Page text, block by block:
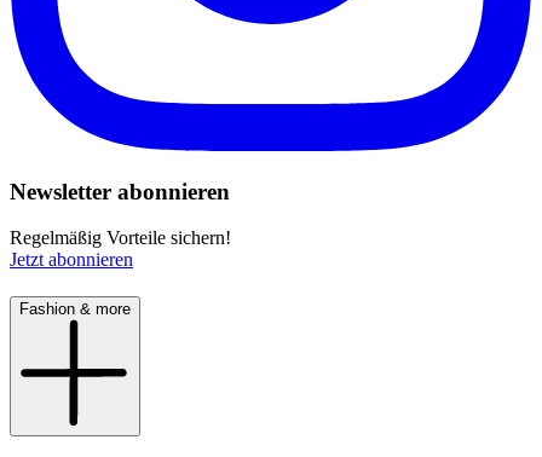
Newsletter abonnieren
Regelmäßig Vorteile sichern!
Jetzt abonnieren
Fashion & more